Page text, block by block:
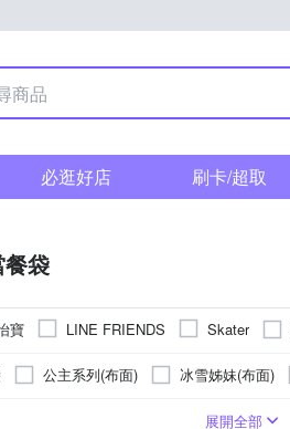
必逛好店 刷卡/超取
袋
寶 LINE FRIENDS Skater
公主系列(布面) 冰雪姊妹(布面)
米妮(布面)
展開全部